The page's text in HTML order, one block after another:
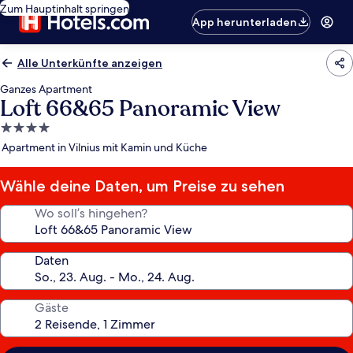
Zum Hauptinhalt springen
App herunterladen
Alle Unterkünfte anzeigen
Ganzes Apartment
Loft 66&65 Panoramic View
4.0-
Sterne-
Apartment in Vilnius mit Kamin und Küche
Wähle deine Daten, um Preise zu sehen
Wo soll’s hingehen?
Daten
Gäste